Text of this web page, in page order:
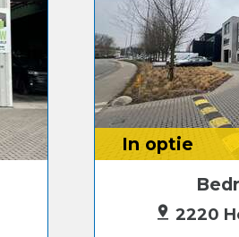
In optie
2220